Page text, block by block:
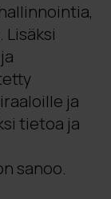
ja
tietoa ja
sanoo.